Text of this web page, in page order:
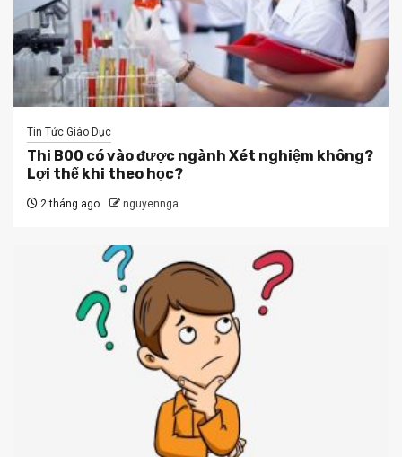
Tin Tức Giáo Dục
Thi B00 có vào được ngành Xét nghiệm không?
Lợi thế khi theo học?
2 tháng ago nguyennga